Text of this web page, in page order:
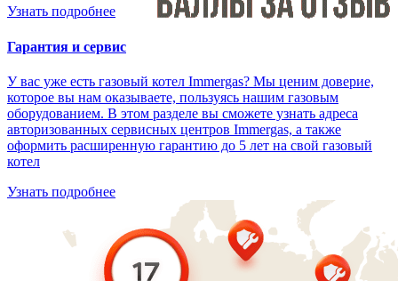
Узнать подробнее
Гарантия и сервис
У вас уже есть газовый котел Immergas? Мы ценим доверие,
которое вы нам оказываете, пользуясь нашим газовым
оборудованием. В этом разделе вы сможете узнать адреса
авторизованных сервисных центров Immergas, а также
оформить расширенную гарантию до 5 лет на свой газовый
котел
Узнать подробнее